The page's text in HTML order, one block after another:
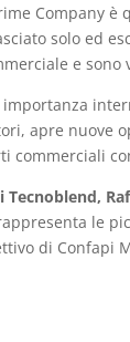
Company
solo ed
e
apre nuove
commerciali
le
di Confapi